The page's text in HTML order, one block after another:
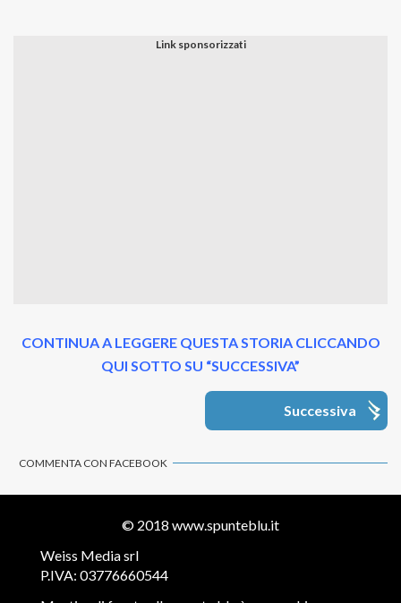
CONTINUA A LEGGERE QUESTA STORIA CLICCANDO
QUI SOTTO SU “SUCCESSIVA”
Successiva
COMMENTA CON FACEBOOK
© 2018 www.spunteblu.it
Weiss Media srl
P.IVA: 03776660544